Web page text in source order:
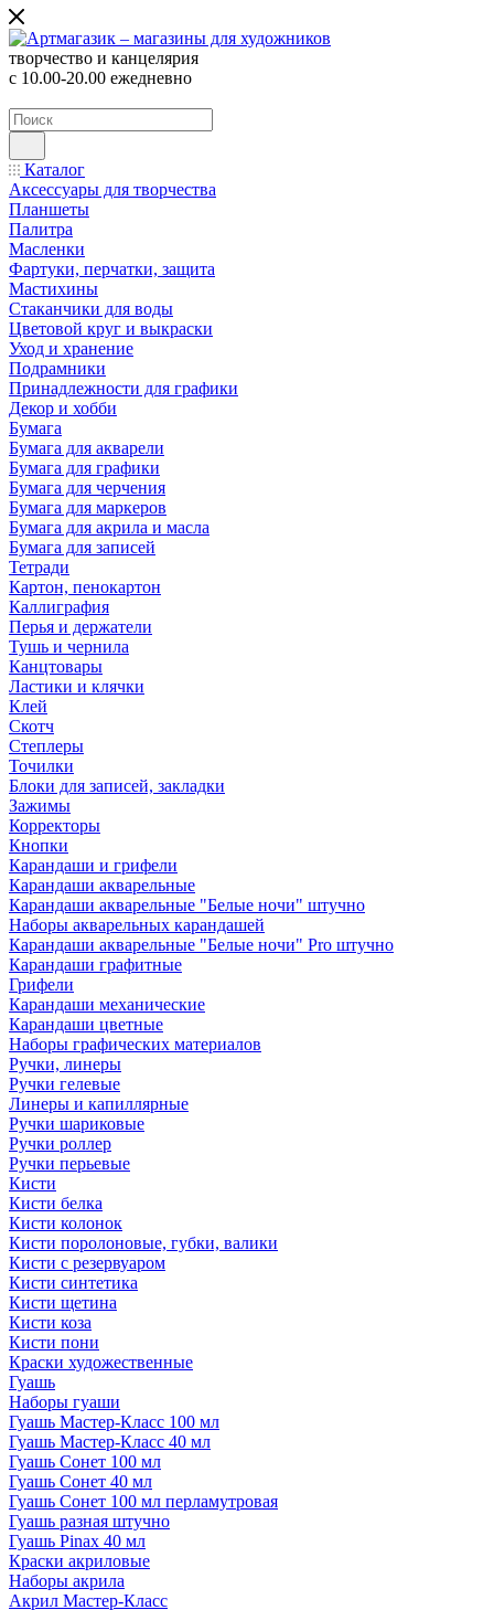
творчество и канцелярия
с 10.00-20.00 ежедневно
Каталог
Аксессуары для творчества
Планшеты
Палитра
Масленки
Фартуки, перчатки, защита
Мастихины
Стаканчики для воды
Цветовой круг и выкраски
Уход и хранение
Подрамники
Принадлежности для графики
Декор и хобби
Бумага
Бумага для акварели
Бумага для графики
Бумага для черчения
Бумага для маркеров
Бумага для акрила и масла
Бумага для записей
Тетради
Картон, пенокартон
Каллиграфия
Перья и держатели
Тушь и чернила
Канцтовары
Ластики и клячки
Клей
Скотч
Степлеры
Точилки
Блоки для записей, закладки
Зажимы
Корректоры
Кнопки
Карандаши и грифели
Карандаши акварельные
Карандаши акварельные "Белые ночи" штучно
Наборы акварельных карандашей
Карандаши акварельные "Белые ночи" Pro штучно
Карандаши графитные
Грифели
Карандаши механические
Карандаши цветные
Наборы графических материалов
Ручки, линеры
Ручки гелевые
Линеры и капиллярные
Ручки шариковые
Ручки роллер
Ручки перьевые
Кисти
Кисти белка
Кисти колонок
Кисти поролоновые, губки, валики
Кисти с резервуаром
Кисти синтетика
Кисти щетина
Кисти коза
Кисти пони
Краски художественные
Гуашь
Наборы гуаши
Гуашь Мастер-Класс 100 мл
Гуашь Мастер-Класс 40 мл
Гуашь Сонет 100 мл
Гуашь Сонет 40 мл
Гуашь Сонет 100 мл перламутровая
Гуашь разная штучно
Гуашь Pinax 40 мл
Краски акриловые
Наборы акрила
Акрил Мастер-Класс